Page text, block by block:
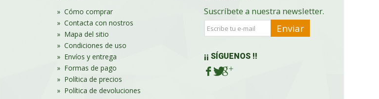
» Cómo comprar
» Contacta con nostros
» Mapa del sitio
» Condiciones de uso
» Envíos y entrega
» Formas de pago
» Política de precios
» Política de devoluciones
Suscríbete a nuestra newsletter.
Enviar
¡¡ SÍGUENOS !!